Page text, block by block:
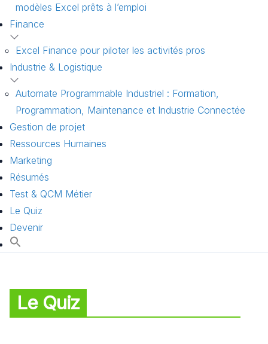
modèles Excel prêts à l’emploi
Finance
Excel Finance pour piloter les activités pros
Industrie & Logistique
Automate Programmable Industriel : Formation,
Programmation, Maintenance et Industrie Connectée
Gestion de projet
Ressources Humaines
Marketing
Résumés
Test & QCM Métier
Le Quiz
Devenir
Le Quiz